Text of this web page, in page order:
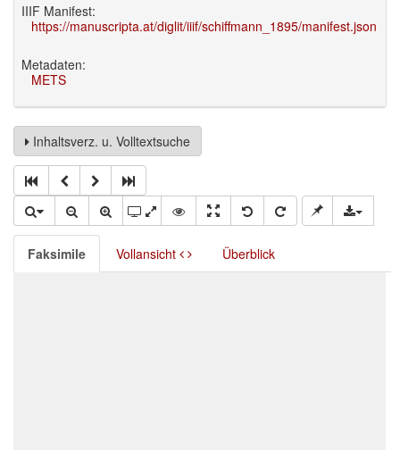
IIIF Manifest:
https://manuscripta.at/diglit/iiif/schiffmann_1895/manifest.json
Metadaten:
METS
Inhaltsverz. u. Volltextsuche
Faksimile Vollansicht Überblick